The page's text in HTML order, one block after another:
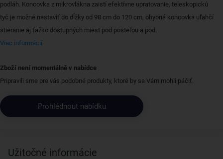
podláh. Koncovka z mikrovlákna zaistí efektívne upratovanie, teleskopickú
tyč je možné nastaviť do dĺžky od 98 cm do 120 cm, ohybná koncovka uľahčí
stieranie aj ťažko dostupných miest pod posteľou a pod.
Viac informácií
Zboží není momentálně v nabídce
Pripravili sme pre vás podobné produkty, ktoré by sa Vám mohli páčiť.
Prohlédnout nabídku
Užitočné informácie